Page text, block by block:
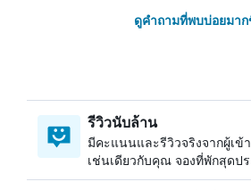
ดูคำถามที่พบบ่อยมา
รีวิวนับล้าน
มีคะแนนและรีวิวจริงจากผู้เ
เช่นเดียวกับคุณ จองที่พักสุดป